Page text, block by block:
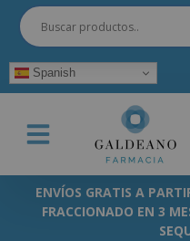
Spanish
ENVÍOS GRATIS A
FRACCIONADO EN 3